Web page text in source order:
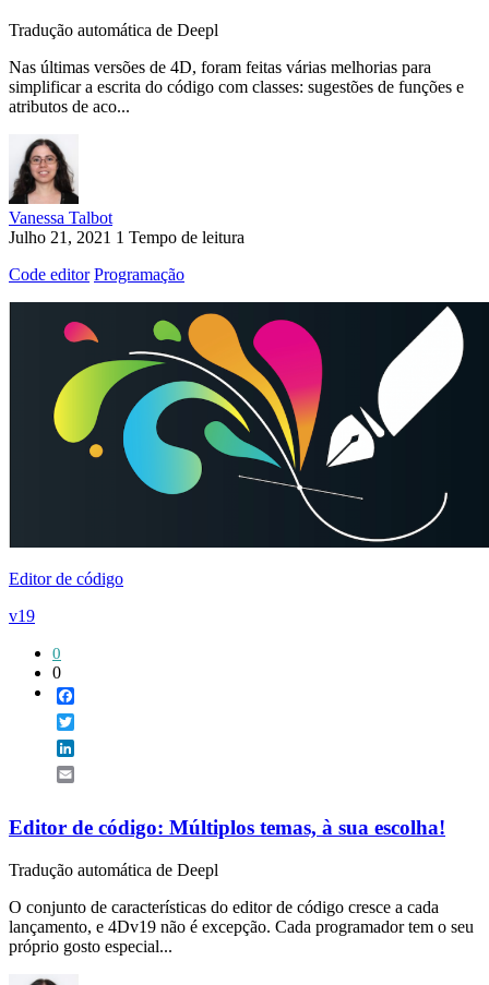
Tradução automática de Deepl
Nas últimas versões de 4D, foram feitas várias melhorias para
simplificar a escrita do código com classes: sugestões de funções e
atributos de aco...
Vanessa Talbot
Julho 21, 2021 1 Tempo de leitura
Code editor Programação
Editor de código
v19
0
0
Editor de código: Múltiplos temas, à sua escolha!
Tradução automática de Deepl
O conjunto de características do editor de código cresce a cada
lançamento, e 4Dv19 não é excepção. Cada programador tem o seu
próprio gosto especial...